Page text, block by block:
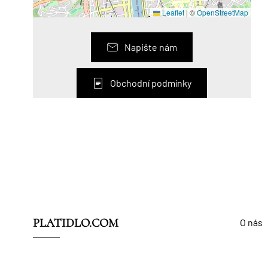
Leaflet | ©OpenStreetMap
Napište nám
Obchodní podmínky
PLATIDLO.COM O nás